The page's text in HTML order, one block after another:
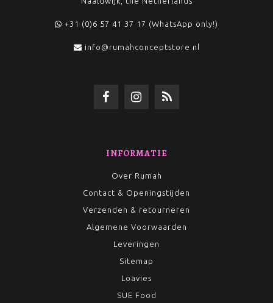
+31 (0)6 57 41 37 17 (WhatsApp only!)
info@rumahconceptstore.nl
INFORMATIE
Over Rumah
Contact & Openingstijden
Verzenden & retourneren
Algemene Voorwaarden
Leveringen
Sitemap
Loavies
SUE Food